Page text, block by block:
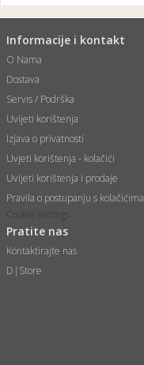
Informacije i kontakt
O Nama
Dostava
Servis / Podrška
Uvijeti korištenja
Izjava o privatnosti
Uvjeti korištenja - kolačići
Uvijeti korištenja i prodaje
Pravila o postupanju s kolačićima
Cookie settings
Pratite nas
Kontaktirajte nas
D|Store